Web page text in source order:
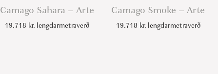
Camago Sahara – Arte
19.718 kr.lengdarmetraverð
Camago Smoke – Arte
19.718 kr.lengdarmetraverð